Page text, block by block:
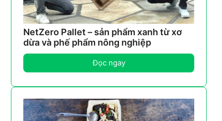
NetZero Pallet – sản phẩm xanh từ xơ
dừa và phế phẩm nông nghiệp
Đọc ngay